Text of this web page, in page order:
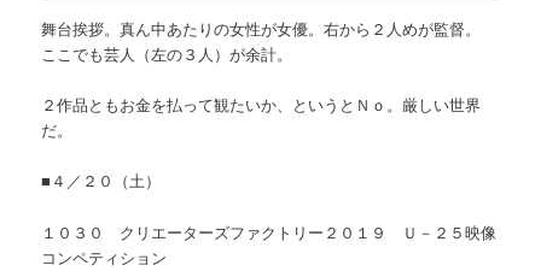
舞台挨拶。真ん中あたりの女性が女優。右から２人めが監督。
ここでも芸人（左の３人）が余計。
２作品ともお金を払って観たいか、というとＮｏ。厳しい世界
だ。
■４／２０（土）
１０３０ クリエーターズファクトリー２０１９ Ｕ－２５映像
コンペティション